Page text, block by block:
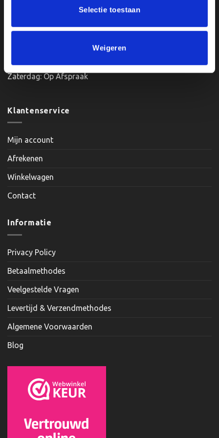
Selectie toestaan
Weigeren
Maandag, Dinsdag, Donderdag, Vrijdag: 12:00 – 17:00
Zaterdag: Op Afspraak
Klantenservice
Mijn account
Afrekenen
Winkelwagen
Contact
Informatie
Privacy Policy
Betaalmethodes
Veelgestelde Vragen
Levertijd & Verzendmethodes
Algemene Voorwaarden
Blog